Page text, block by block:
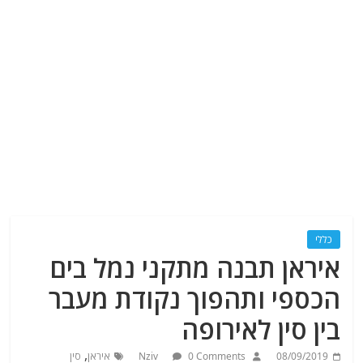
כללי
איראן תבנה מתקני נמל בים
הכספי ותהפוך נקודת מעבר
בין סין לאירופה
08/09/2019
Nziv 0 Comments איראן, סין